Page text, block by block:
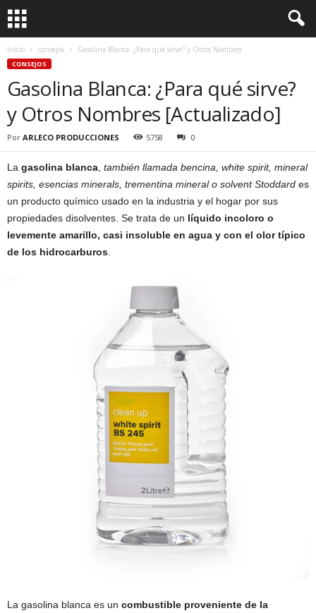
Inicio consejos Gasolina Blanca: ¿Para qué sirve? y Otros Nombres
CONSEJOS
Gasolina Blanca: ¿Para qué sirve?
y Otros Nombres [Actualizado]
Por ARLECO PRODUCCIONES 5758 0
La gasolina blanca también llamada bencina, white spirit, mineral
spirits, esencias minerals, trementina mineral o solvent Stoddard es
un producto químico usado en la industria y el hogar por sus
propiedades disolventes. Se trata de un líquido incoloro o
levemente amarillo, casi insoluble en agua y con el olor típico
de los hidrocarburos
La gasolina blanca es un combustible proveniente de la